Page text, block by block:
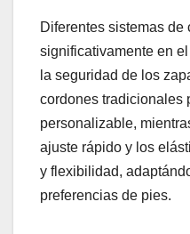
Diferentes sistemas de
significativamente en
la seguridad de los
cordones tradicionales
personalizable,
ajuste rápido y los
y flexibilidad,
preferencias de pies.